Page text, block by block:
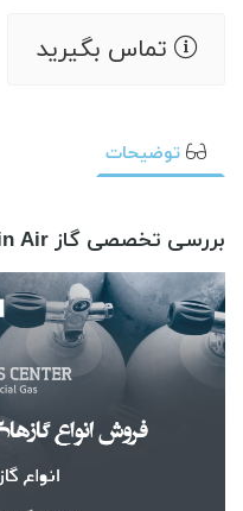
تماس بگیرید
توضیحات
بررسی تخصصی گاز 25LEL C4H10 in Air%